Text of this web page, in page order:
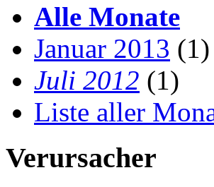
Alle Monate
Januar 2013 (1)
Juli 2012 (1)
Liste aller
Verursacher